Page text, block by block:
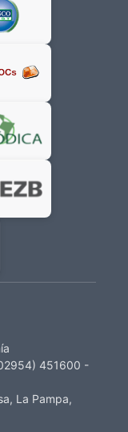
451600 -
La Pampa,